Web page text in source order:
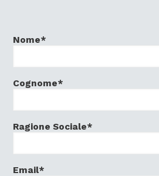
Nome*
Cognome*
Ragione Sociale*
Email*